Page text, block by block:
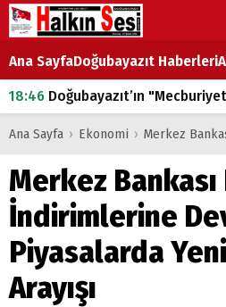
Ana SayfaDoğubayazıt Haberleri
18:46 Doğubayazıt’ın "Mecburiyet"i İsim
07:53Doğubayazıt’ta Ekmek
Doğubayazıt'ta çocukların
07:00 DEVLET ve HÜKÜMET
18:29ÇARŞI CADDESİ YAZ BOZ
Ana Sayfa › Ekonomi › Merkez Bankası Faiz
Merkez Bankası
İndirimlerine
Piyasalarda
Arayışı